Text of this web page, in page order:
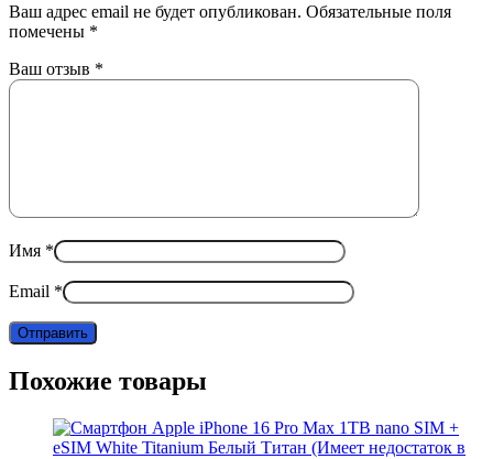
Ваш адрес email не будет опубликован. Обязательные поля
помечены *
Ваш отзыв *
Имя *
Email *
Похожие товары